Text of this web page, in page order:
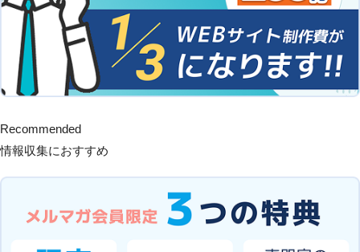
Recommended
情報収集におすすめ